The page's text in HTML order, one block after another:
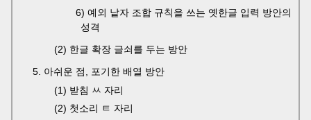
6) 예외 낱자 조합 규칙을 쓰는 옛한글 입력 방안의
성격
(2) 한글 확장 글쇠를 두는 방안
5. 아쉬운 점, 포기한 배열 방안
(1) 받침 ㅆ 자리
(2) 첫소리 ㅌ 자리